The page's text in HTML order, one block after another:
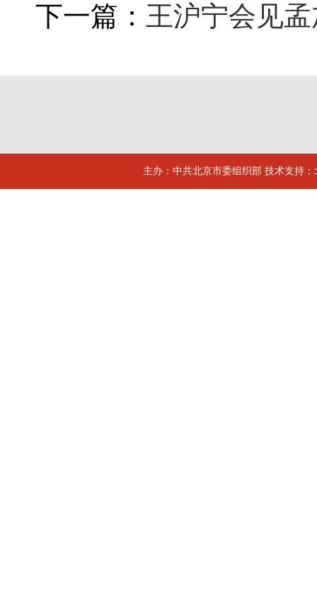
下一篇： 王沪宁会见
主办：中共北京市委组织部 技术支持